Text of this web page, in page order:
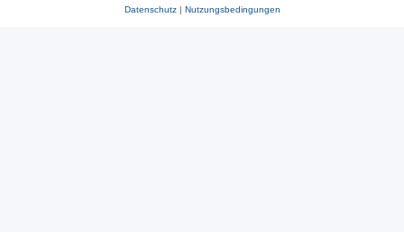
Datenschutz| Nutzungsbedingungen